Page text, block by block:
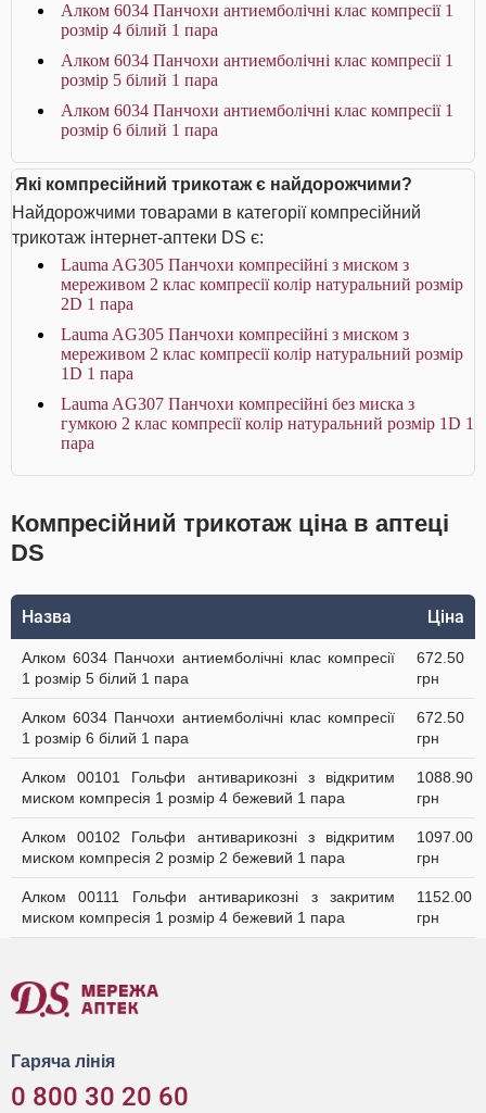
Алком 6034 Панчохи антиемболічні клас компресії 1
розмір 4 білий 1 пара
Алком 6034 Панчохи антиемболічні клас компресії 1
розмір 5 білий 1 пара
Алком 6034 Панчохи антиемболічні клас компресії 1
розмір 6 білий 1 пара
Які компресійний трикотаж є найдорожчими?
Найдорожчими товарами в категорії компресійний
трикотаж інтернет-аптеки DS є:
Lauma AG305 Панчохи компресійні з миском з
мереживом 2 клас компресії колір натуральний розмір
2D 1 пара
Lauma AG305 Панчохи компресійні з миском з
мереживом 2 клас компресії колір натуральний розмір
1D 1 пара
Lauma AG307 Панчохи компресійні без миска з
гумкою 2 клас компресії колір натуральний розмір 1D 1
пара
Компресійний трикотаж ціна в аптеці
DS
Назва Ціна
Алком 6034 Панчохи антиемболічні клас компресії
1 розмір 5 білий 1 пара
672.50
грн
Алком 6034 Панчохи антиемболічні клас компресії
1 розмір 6 білий 1 пара
672.50
грн
Алком 00101 Гольфи антиварикозні з відкритим
миском компресія 1 розмір 4 бежевий 1 пара
1088.90
грн
Алком 00102 Гольфи антиварикозні з відкритим
миском компресія 2 розмір 2 бежевий 1 пара
1097.00
грн
Алком 00111 Гольфи антиварикозні з закритим
миском компресія 1 розмір 4 бежевий 1 пара
1152.00
грн
Гаряча лінія
0 800 30 20 60